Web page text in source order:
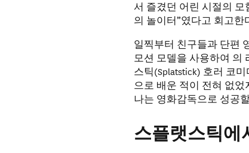
서 즐겼던 어린 시절의 모
의 놀이터”였다고 회고한
일찍부터 친구들과 단편
모션 모델을 사용하여 의
스틱(Splatstick) 호러 코
으로 배운 적이 전혀 없
나는 영화감독으로 성공
스플랫스틱에